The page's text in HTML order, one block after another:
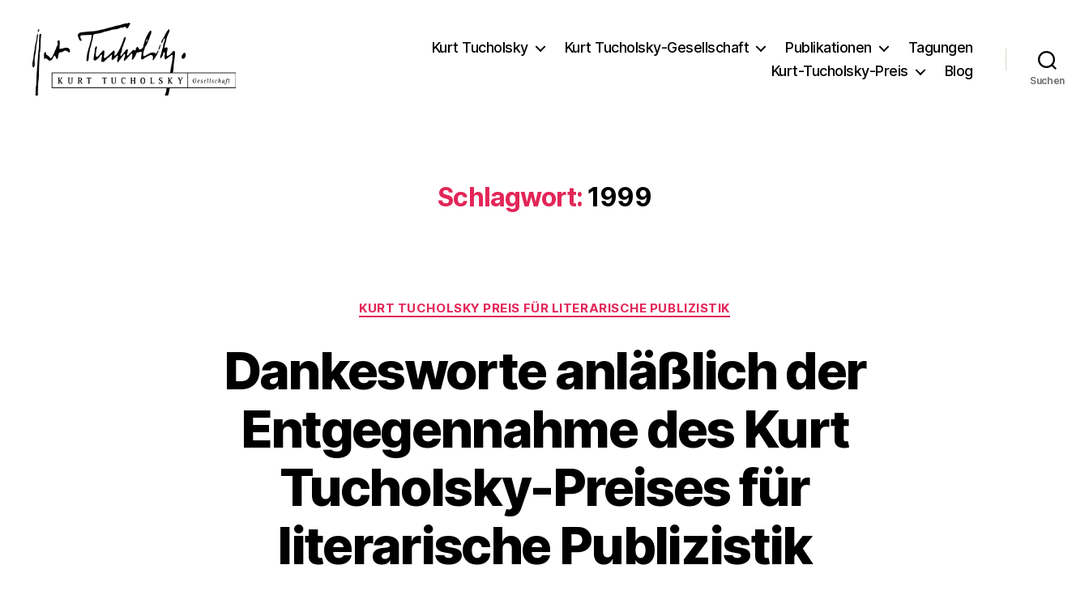
Kurt Tucholsky Kurt Tucholsky-Gesellschaft Publikationen
Tagungen
Kurt-Tucholsky-Preis
Blog
Suchen
Schlagwort: 1999
Kategorien
KURT TUCHOLSKY PREIS FÜR LITERARISCHE PUBLIZISTIK
Dankesworte anläßlich der
Entgegennahme des Kurt
Tucholsky-Preises für
literarische Publizistik